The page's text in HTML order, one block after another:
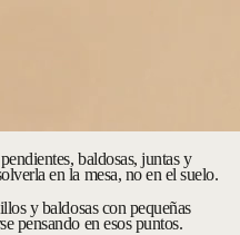
baldosas, juntas y
en la mesa, no en el suelo.
y baldosas con pequeñas
pensando en esos puntos.